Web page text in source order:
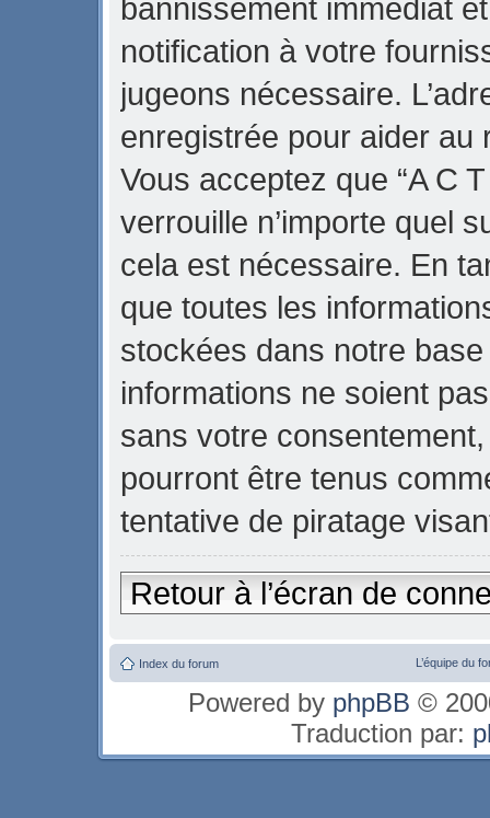
bannissement immédiat
notification à votre
jugeons nécessaire.
enregistrée pour aider au
Vous acceptez que “A C
verrouille n’importe quel
cela est nécessaire. En
que toutes les
stockées dans notre
informations ne soient
sans votre consentement,
pourront être tenus
tentative de piratage
Retour à l’écran de
Index du forum L’équipe du
Powered by phpBB ©
Traduction par: